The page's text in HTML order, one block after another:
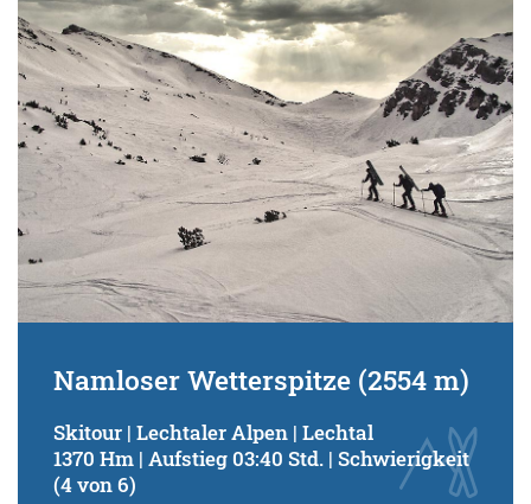
Namloser Wetterspitze (2554 m)
Skitour | Lechtaler Alpen | Lechtal
1370 Hm | Aufstieg 03:40 Std. | Schwierigkeit
(4 von 6)